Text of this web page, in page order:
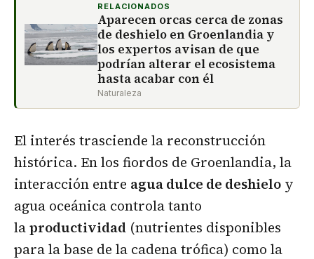
RELACIONADOS
Aparecen orcas cerca de zonas
de deshielo en Groenlandia y
los expertos avisan de que
podrían alterar el ecosistema
hasta acabar con él
Naturaleza
El interés trasciende la reconstrucción
histórica. En los fiordos de Groenlandia, la
interacción entre agua dulce de deshielo y
agua oceánica controla tanto
laproductividad (nutrientes disponibles
para la base de la cadena trófica) como la